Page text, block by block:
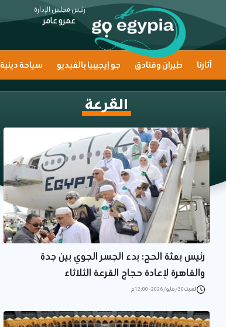
رئيس مجلس الإدارة
عمرو عامر
آثارنا طيران وفنادق جو إيجيبيا بالفيديو سياحة دينية
القرعة
رئيس بعثة الحج: بدء الجسر الجوي بين جدة
والقاهرة لإعادة حجاج القرعة الثلاثاء
السبت 30/مايو/2026 - 12:00 م